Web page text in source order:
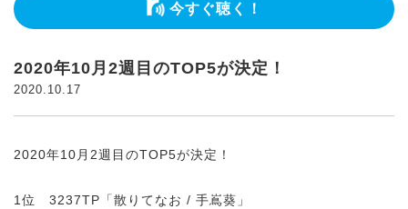
今すぐ聴く！
2020年10月2週目のTOP5が決定！
2020.10.17
2020年10月2週目のTOP5が決定！
1位 3237TP「散りてなお / 手嶌葵」